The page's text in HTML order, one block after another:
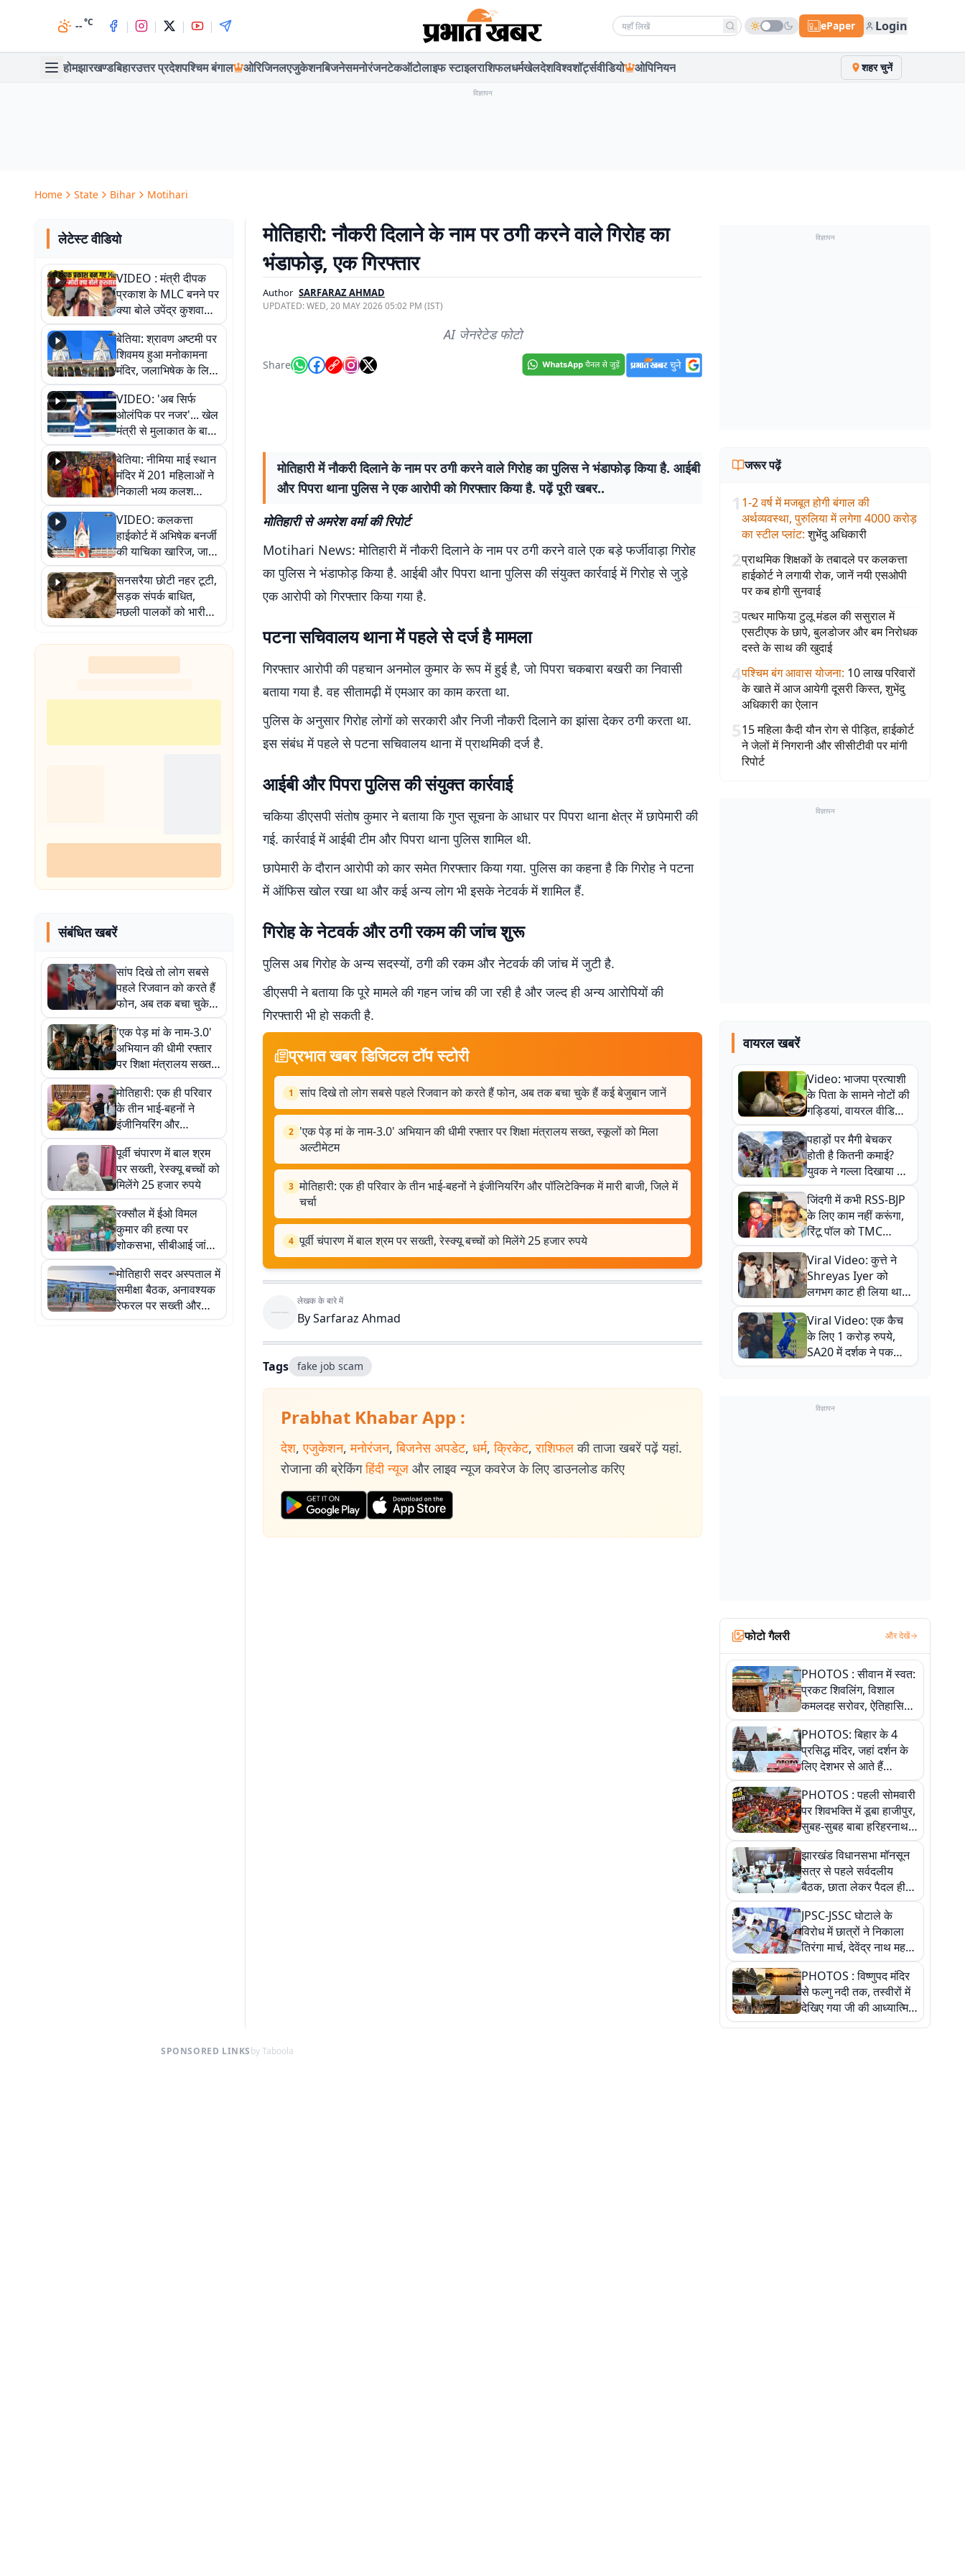
--°C | | | | Search news ePaper Login
होमझारखण्डबिहारउत्तर प्रदेशपश्चिम बंगाल ओरिजिनलएजुकेशनबिजनेसमनोरंजनटेकऑटोलाइफ स्टाइलराशिफलधर्मखेलदेशविश्वशॉर्ट्सवीडियो ओपिनियन शहर चुनें
विज्ञापन
Home State Bihar Motihari
लेटेस्ट वीडियो
VIDEO : मंत्री दीपक
प्रकाश के MLC बनने पर
क्या बोले उपेंद्र कुशवाहा,
सुनिए
बेतिया: श्रावण अष्टमी पर
शिवमय हुआ मनोकामना
मंदिर, जलाभिषेक के लिए
लगी लंबी कतारें
VIDEO: 'अब सिर्फ
ओलंपिक पर नजर'... खेल
मंत्री से मुलाकात के बाद
जैसमीन लंबोरिया का बड़ा
बयान
बेतिया: नीमिया माई स्थान
मंदिर में 201 महिलाओं ने
निकाली भव्य कलश
शोभायात्रा, शिवलिंग
प्राण-प्रतिष्ठा महोत्सव
शुरू
VIDEO: कलकत्ता
हाईकोर्ट में अभिषेक बनर्जी
की याचिका खारिज, जानें
क्या है पूरा मामला
सनसरैया छोटी नहर टूटी,
सड़क संपर्क बाधित,
मछली पालकों को भारी
नुकसान
संबंधित खबरें
सांप दिखे तो लोग सबसे
पहले रिजवान को करते हैं
फोन, अब तक बचा चुके हैं
कई बेजुबान जानें
'एक पेड़ मां के नाम-3.0'
अभियान की धीमी रफ्तार
पर शिक्षा मंत्रालय सख्त,
स्कूलों को मिला
अल्टीमेटम
मोतिहारी: एक ही परिवार
के तीन भाई-बहनों ने
इंजीनियरिंग और
पॉलिटेक्निक में मारी बाजी,
जिले में चर्चा
पूर्वी चंपारण में बाल श्रम
पर सख्ती, रेस्क्यू बच्चों को
मिलेंगे 25 हजार रुपये
रक्सौल में ईओ विमल
कुमार की हत्या पर
शोकसभा, सीबीआई जांच
की मांग
मोतिहारी सदर अस्पताल में
समीक्षा बैठक, अनावश्यक
रेफरल पर सख्ती और
आईसीयू विस्तार का दिखा
मोतिहारी: नौकरी दिलाने के नाम पर ठगी करने वाले गिरोह का
भंडाफोड़, एक गिरफ्तार
Author SARFARAZ AHMAD
UPDATED:WED, 20 MAY 2026 05:02 PM (IST)
AI जेनरेटेड फोटो
Share
मोतिहारी में नौकरी दिलाने के नाम पर ठगी करने वाले गिरोह का पुलिस ने भंडाफोड़ किया है. आईबी
और पिपरा थाना पुलिस ने एक आरोपी को गिरफ्तार किया है. पढ़ें पूरी खबर..
मोतिहारी से अमरेश वर्मा की रिपोर्ट
Motihari News: मोतिहारी में नौकरी दिलाने के नाम पर ठगी करने वाले एक बड़े फर्जीवाड़ा गिरोह
का पुलिस ने भंडाफोड़ किया है. आईबी और पिपरा थाना पुलिस की संयुक्त कार्रवाई में गिरोह से जुड़े
एक आरोपी को गिरफ्तार किया गया है.
पटना सचिवालय थाना में पहले से दर्ज है मामला
गिरफ्तार आरोपी की पहचान अनमोल कुमार के रूप में हुई है, जो पिपरा चकबारा बखरी का निवासी
बताया गया है. वह सीतामढ़ी में एमआर का काम करता था.
पुलिस के अनुसार गिरोह लोगों को सरकारी और निजी नौकरी दिलाने का झांसा देकर ठगी करता था.
इस संबंध में पहले से पटना सचिवालय थाना में प्राथमिकी दर्ज है.
आईबी और पिपरा पुलिस की संयुक्त कार्रवाई
चकिया डीएसपी संतोष कुमार ने बताया कि गुप्त सूचना के आधार पर पिपरा थाना क्षेत्र में छापेमारी की
गई. कार्रवाई में आईबी टीम और पिपरा थाना पुलिस शामिल थी.
छापेमारी के दौरान आरोपी को कार समेत गिरफ्तार किया गया. पुलिस का कहना है कि गिरोह ने पटना
में ऑफिस खोल रखा था और कई अन्य लोग भी इसके नेटवर्क में शामिल हैं.
गिरोह के नेटवर्क और ठगी रकम की जांच शुरू
पुलिस अब गिरोह के अन्य सदस्यों, ठगी की रकम और नेटवर्क की जांच में जुटी है.
डीएसपी ने बताया कि पूरे मामले की गहन जांच की जा रही है और जल्द ही अन्य आरोपियों की
गिरफ्तारी भी हो सकती है.
प्रभात खबर डिजिटल टॉप स्टोरी
1 सांप दिखे तो लोग सबसे पहले रिजवान को करते हैं फोन, अब तक बचा चुके हैं कई बेजुबान जानें
2 'एक पेड़ मां के नाम-3.0' अभियान की धीमी रफ्तार पर शिक्षा मंत्रालय सख्त, स्कूलों को मिला
अल्टीमेटम
3 मोतिहारी: एक ही परिवार के तीन भाई-बहनों ने इंजीनियरिंग और पॉलिटेक्निक में मारी बाजी, जिले में
चर्चा
4 पूर्वी चंपारण में बाल श्रम पर सख्ती, रेस्क्यू बच्चों को मिलेंगे 25 हजार रुपये
लेखक के बारे में
BySarfaraz Ahmad
Tags fake job scam
Prabhat Khabar App :
देश, एजुकेशन, मनोरंजन, बिजनेस अपडेट, धर्म, क्रिकेट, राशिफल की ताजा खबरें पढ़ें यहां.
रोजाना की ब्रेकिंग हिंदी न्यूज और लाइव न्यूज कवरेज के लिए डाउनलोड करिए
विज्ञापन
जरूर पढ़ें
1 1-2 वर्ष में मजबूत होगी बंगाल की
अर्थव्यवस्था, पुरुलिया में लगेगा 4000 करोड़
का स्टील प्लांट: शुभेंदु अधिकारी
2प्राथमिक शिक्षकों के तबादले पर कलकत्ता
हाईकोर्ट ने लगायी रोक, जानें नयी एसओपी
पर कब होगी सुनवाई
3पत्थर माफिया टुलू मंडल की ससुराल में
एसटीएफ के छापे, बुलडोजर और बम निरोधक
दस्ते के साथ की खुदाई
4पश्चिम बंग आवास योजना: 10 लाख परिवारों
के खाते में आज आयेगी दूसरी किस्त, शुभेंदु
अधिकारी का ऐलान
515 महिला कैदी यौन रोग से पीड़ित, हाईकोर्ट
ने जेलों में निगरानी और सीसीटीवी पर मांगी
रिपोर्ट
विज्ञापन
वायरल खबरें
Video: भाजपा प्रत्याशी
के पिता के सामने नोटों की
गड्डियां, वायरल वीडियो
से राजनीति में उबाल,
अजित महतो बोले- TMC
की गंदी चाल
पहाड़ों पर मैगी बेचकर
होती है कितनी कमाई?
युवक ने गल्ला दिखाया तो
नौकरी वालों के खड़े हो गए
कान
जिंदगी में कभी RSS-BJP
के लिए काम नहीं करूंगा,
रिंटू पॉल को TMC
ऑफिस में ले जाकर पीटा,
Video वायरल
Viral Video: कुत्ते ने
Shreyas Iyer को
लगभग काट ही लिया था,
न्यूजीलैंड सीरीज से पहले
बाल-बाल बचे
Viral Video: एक कैच
के लिए 1 करोड़ रुपये,
SA20 में दर्शक ने पकड़ा
एक हाथ से गजब का कैच
विज्ञापन
फोटो गैलरी और देखें
PHOTOS : सीवान में स्वत:
प्रकट शिवलिंग, विशाल
कमलदह सरोवर, ऐतिहासिक
महेंद्रनाथ मंदिर और घंटाघर
की कहानी, तस्वीरों में देखिए
PHOTOS: बिहार के 4
प्रसिद्ध मंदिर, जहां दर्शन के
लिए देशभर से आते हैं
श्रद्धालु, जानिए इनकी
खासियत
PHOTOS : पहली सोमवारी
पर शिवभक्ति में डूबा हाजीपुर,
सुबह-सुबह बाबा हरिहरनाथ
मंदिर पहुंचे तेजस्वी, 10
तस्वीरों में देखें नजारा
झारखंड विधानसभा मॉनसून
सत्र से पहले सर्वदलीय
बैठक, छाता लेकर पैदल ही
सत्ता पक्ष की मीटिंग में पहुंचे
सीएम, देखें तस्वीरें
JPSC-JSSC घोटाले के
विरोध में छात्रों ने निकाला
तिरंगा मार्च, देवेंद्र नाथ महतो
ने किया जल ग्रहण, देखें
तस्वीरें
PHOTOS : विष्णुपद मंदिर
से फल्गु नदी तक, तस्वीरों में
देखिए गया जी की आध्यात्मिक
पहचान
SPONSORED LINKSby Taboola